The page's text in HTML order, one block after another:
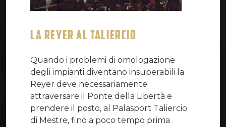
LA REYER AL TALIERCIO
Quando i problemi di omologazione
degli impianti diventano insuperabili la
Reyer deve necessariamente
attraversare il Ponte della Libertà e
prendere il posto, al Palasport Taliercio
di Mestre, fino a poco tempo prima